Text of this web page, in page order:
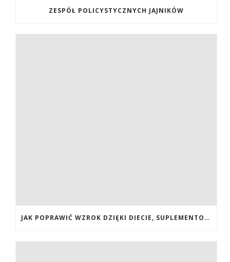
ZESPÓŁ POLICYSTYCZNYCH JAJNIKÓW
JAK POPRAWIĆ WZROK DZIĘKI DIECIE, SUPLEMENTOM BOGATYM W ANTYOKSYDANTY I WITAMINY. JAK POPRAWIĆ WZROK? DIETA NA LEPSZY WZROK. LUTEINA NA WZROK. WITAMINY NA WZROK.